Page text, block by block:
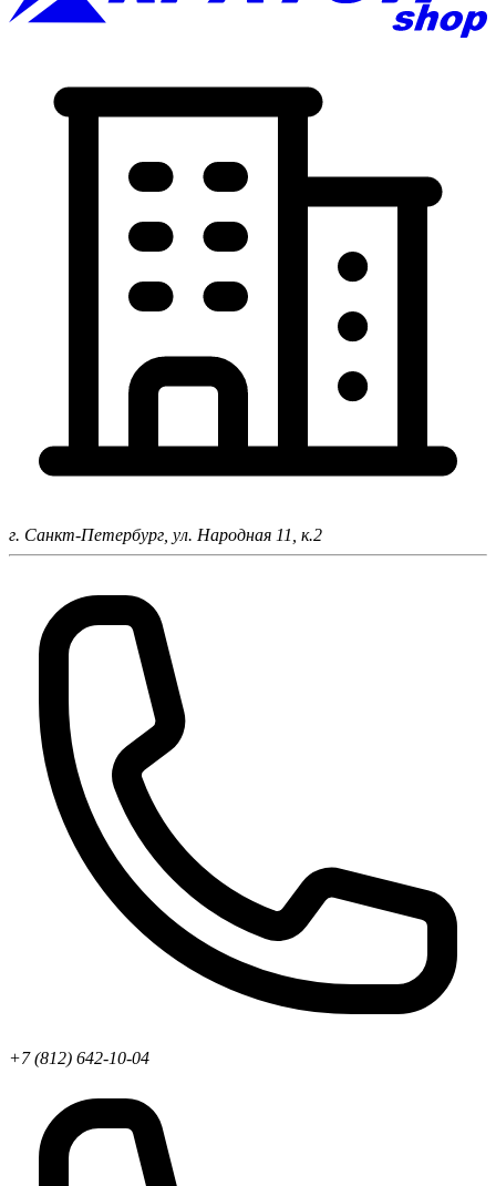
г. Санкт-Петербург, ул. Народная 11, к.2
+7 (812) 642-10-04